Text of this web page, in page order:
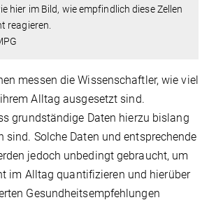
hier im Bild, wie empfindlich diese Zellen
reagieren.
messen die Wissenschaftler, wie viel
Alltag ausgesetzt sind.
grundständige Daten hierzu bislang
sind. Solche Daten und entsprechende
jedoch unbedingt gebraucht, um
im Alltag quantifizieren und hierüber
Gesundheitsempfehlungen